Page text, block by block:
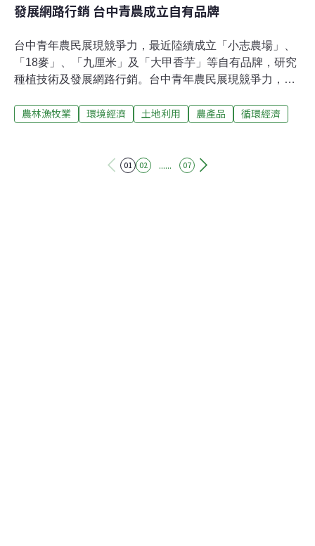
發展網路行銷 台中青農成立自有品牌
台中青年農民展現競爭力，最近陸續成立「小志農場」、
「18麥」、「九厘米」及「大甲香芋」等自有品牌，研究
種植技術及發展網路行銷。台中青年農民展現競爭力，大
農，分別為種植美濃瓜和番茄的莊國志、種南瓜和芋頭的
使用落葉劑，但易農業殘留產生危害，他摒除這項作法，
農林漁牧業 環境經濟 土地利用 農產品 循環經濟
01 02 ...... 07